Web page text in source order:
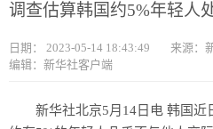
调查估算韩国约5%年轻人
日期： 2023-05-14 18:43:49
来源：
编辑：新华社客户端
新华社北京5月14日电 韩国近